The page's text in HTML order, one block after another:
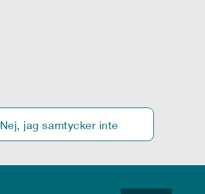
Nej, jag samtycker inte